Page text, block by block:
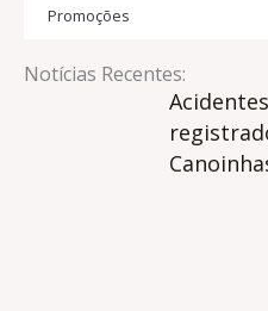
Promoções
Notícias Recentes: